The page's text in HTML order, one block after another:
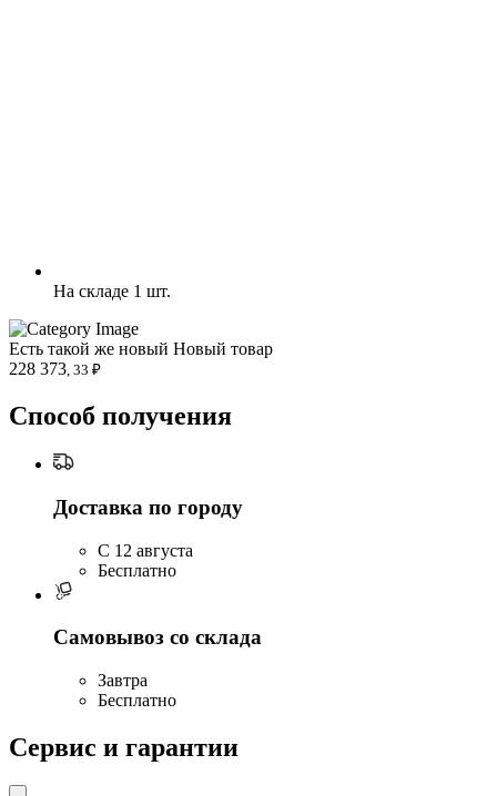
На складе 1 шт.
Есть такой же новый Новый товар
228 373, 33 ₽
Способ получения
Доставка по городу
C 12 августа
Бесплатно
Самовывоз со склада
Завтра
Бесплатно
Сервис и гарантии